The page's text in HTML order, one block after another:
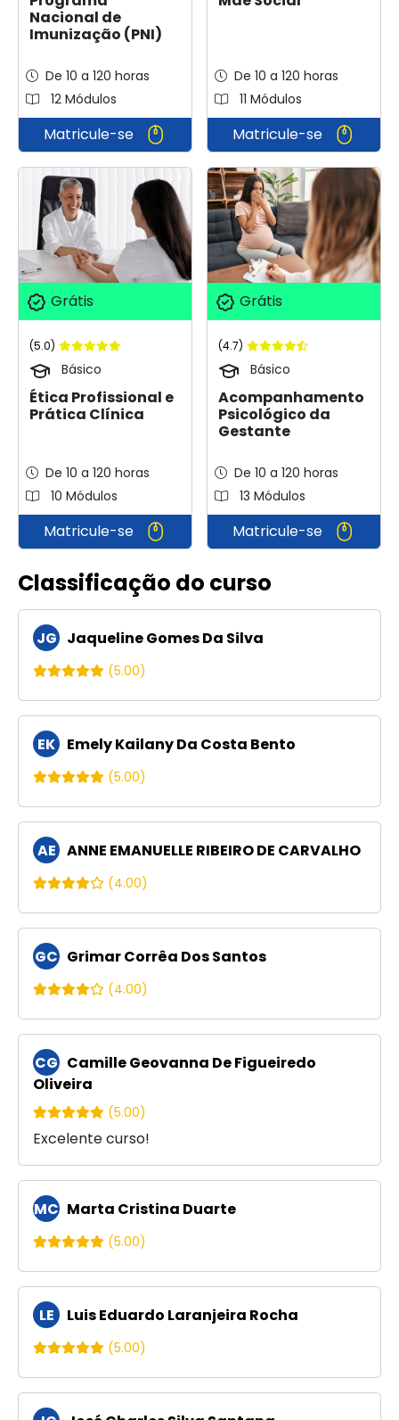
Nacional de
Imunização (PNI)
De 10 a 120 horas
12 Módulos
Matricule-se
De 10 a 120 horas
11 Módulos
Matricule-se
Grátis
(5.0)
Básico
Ética Profissional e
Prática Clínica
De 10 a 120 horas
10 Módulos
Matricule-se
Grátis
(4.7)
Básico
Acompanhamento
Psicológico da
Gestante
De 10 a 120 horas
13 Módulos
Matricule-se
Classificação do curso
JG Jaqueline Gomes Da Silva
(5.00)
EK Emely Kailany Da Costa Bento
(5.00)
AE ANNE EMANUELLE RIBEIRO DE CARVALHO
(4.00)
GC Grimar Corrêa Dos Santos
(4.00)
CG Camille Geovanna De Figueiredo
Oliveira
(5.00)
Excelente curso!
MC Marta Cristina Duarte
(5.00)
LE Luis Eduardo Laranjeira Rocha
(5.00)